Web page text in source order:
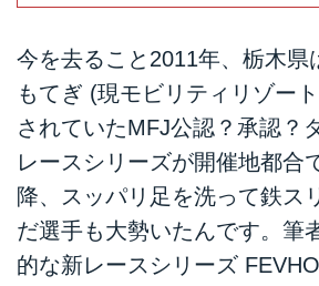
今を去ること2011年、栃木県
もてぎ (現モビリティリゾー
されていたMFJ公認？承認？
レースシリーズが開催地都合
降、スッパリ足を洗って鉄ス
だ選手も大勢いたんです。筆
的な新レースシリーズ